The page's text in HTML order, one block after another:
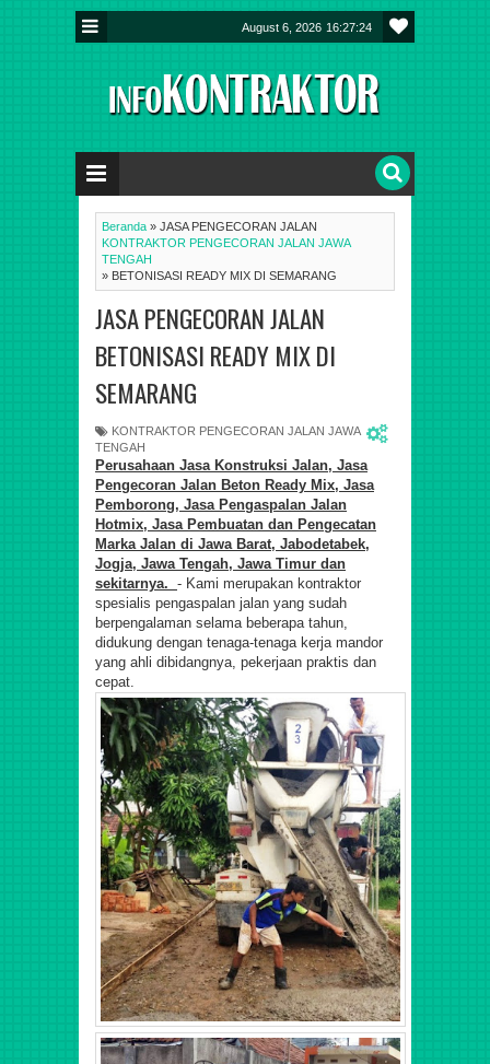
August 6, 2026 16:27:25
Beranda »
KONTRAKTOR PENGECORAN JALAN JAWA
TENGAH
»
JASA PENGECORAN JALAN
BETONISASI READY MIX DI SEMARANG
JASA PENGECORAN JALAN
BETONISASI READY MIX DI
SEMARANG
KONTRAKTOR PENGECORAN JALAN JAWA
TENGAH
Perusahaan Jasa Konstruksi Jalan, Jasa
Pengecoran Jalan Beton Ready Mix, Jasa
Pemborong, Jasa Pengaspalan Jalan
Hotmix, Jasa Pembuatan dan Pengecatan
Marka Jalan di Jawa Barat, Jabodetabek,
Jogja, Jawa Tengah, Jawa Timur dan
sekitarnya. - Kami merupakan kontraktor
spesialis pengaspalan jalan yang sudah
berpengalaman selama beberapa tahun,
didukung dengan tenaga-tenaga kerja mandor
yang ahli dibidangnya, pekerjaan praktis dan
cepat.